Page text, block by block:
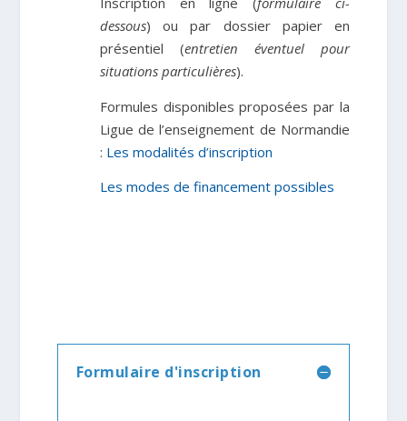
dessous) ou par dossier papier en
présentiel (entretien éventuel pour
situations particulières).
Formules disponibles proposées par la
Ligue de l’enseignement de Normandie
: Les modalités d’inscription
Les modes de financement possibles
Formulaire d'inscription